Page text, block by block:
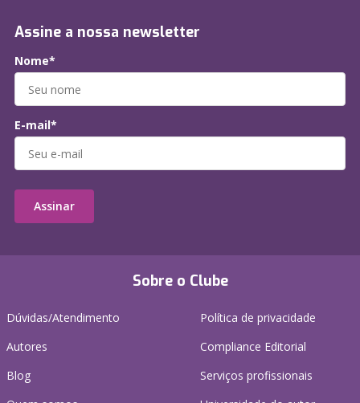
Sobre o Clube
Dúvidas/Atendimento
Autores
Blog
Política de privacidade
Compliance Editorial
Serviços profissionais
Assine a nossa newsletter
Nome*
E-mail*
Assinar